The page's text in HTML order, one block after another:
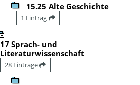
15.25 Alte Geschichte
1 Eintrag
17 Sprach- und
Literaturwissenschaft
28 Einträge